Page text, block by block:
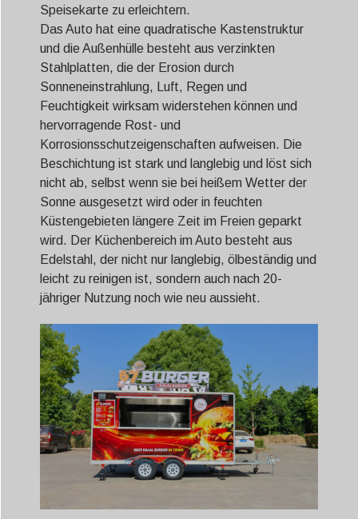
Speisekarte zu erleichtern.
Das Auto hat eine quadratische Kastenstruktur
und die Außenhülle besteht aus verzinkten
Stahlplatten, die der Erosion durch
Sonneneinstrahlung, Luft, Regen und
Feuchtigkeit wirksam widerstehen können und
hervorragende Rost- und
Korrosionsschutzeigenschaften aufweisen. Die
Beschichtung ist stark und langlebig und löst sich
nicht ab, selbst wenn sie bei heißem Wetter der
Sonne ausgesetzt wird oder in feuchten
Küstengebieten längere Zeit im Freien geparkt
wird. Der Küchenbereich im Auto besteht aus
Edelstahl, der nicht nur langlebig, ölbeständig und
leicht zu reinigen ist, sondern auch nach 20-
jähriger Nutzung noch wie neu aussieht.